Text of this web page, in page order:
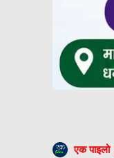
एक पाइलो